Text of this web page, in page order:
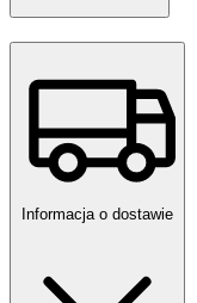
Informacja o dostawie